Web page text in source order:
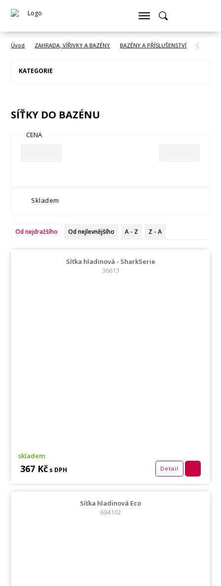
Úvod ZAHRADA, VÍŘIVKY A BAZÉNY BAZÉNY A PŘÍSLUŠENSTVÍ Čištění
KATEGORIE
SÍŤKY DO BAZÉNU
CENA
Skladem
Od nejdražšího Od nejlevnějšího A - Z Z - A
Síťka hladinová - SharkSerie
36613
skladem
367 Kč s DPH Detail
Síťka hladinová Eco
604102